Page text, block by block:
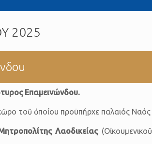
2025
Επαμεινώνδου.
τοῦ ὀποίου προϋπήρχε παλαιός Ναός
Λαοδικείας